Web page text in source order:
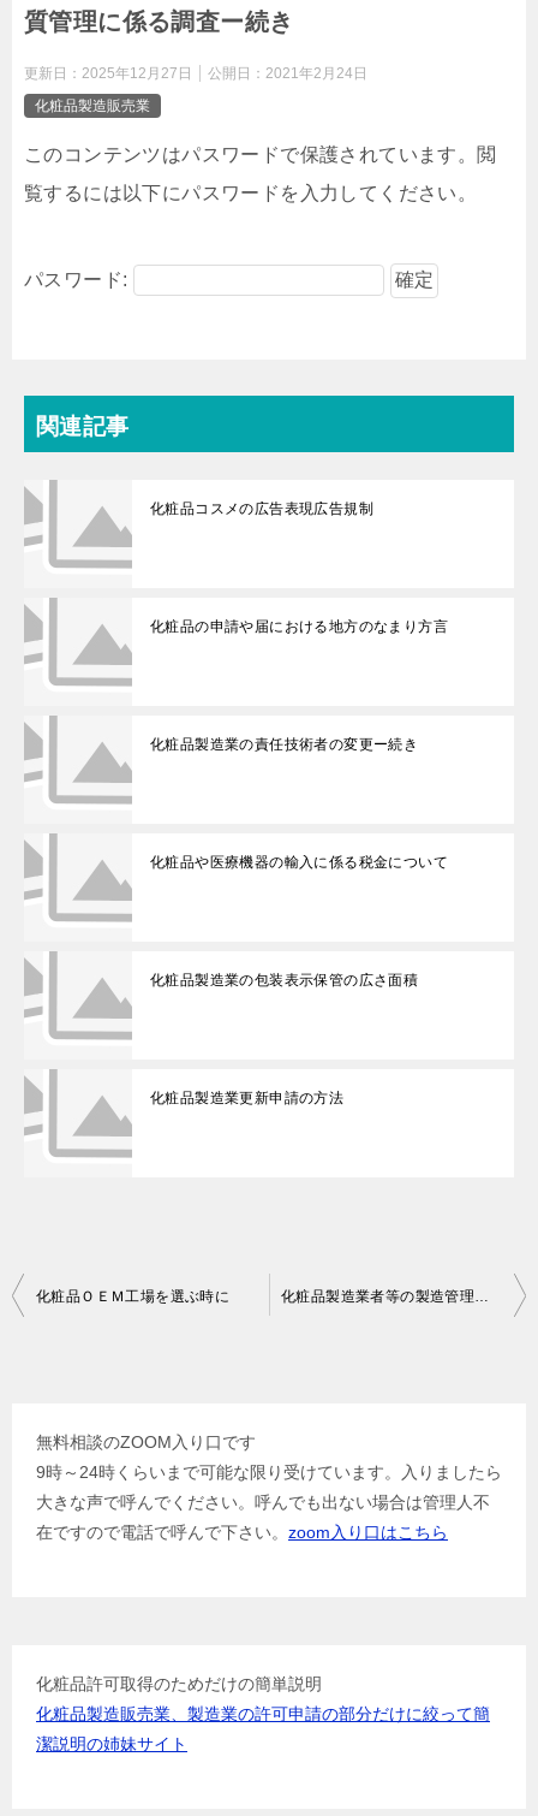
質管理に係る調査ー続き
更新日： 2025年12月27日 公開日： 2021年2月24日
化粧品製造販売業
このコンテンツはパスワードで保護されています。閲
覧するには以下にパスワードを入力してください。
パスワード:
関連記事
化粧品コスメの広告表現広告規制
化粧品の申請や届における地方のなまり方言
化粧品製造業の責任技術者の変更ー続き
化粧品や医療機器の輸入に係る税金について
化粧品製造業の包装表示保管の広さ面積
化粧品製造業更新申請の方法
投
化粧品ＯＥＭ工場を選ぶ時に 化粧品製造業者等の製造管理及び品質管理に係る調査
無料相談のZOOM入り口です
9時～24時くらいまで可能な限り受けています。入りましたら
大きな声で呼んでください。呼んでも出ない場合は管理人不
在ですので電話で呼んで下さい。 zoom入り口はこちら
化粧品許可取得のためだけの簡単説明
化粧品製造販売業、製造業の許可申請の部分だけに絞って簡
潔説明の姉妹サイト